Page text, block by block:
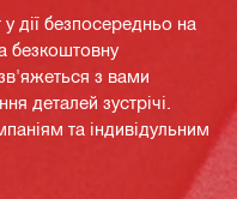
дії безпосередньо на
безкоштовну
з вами
деталей зустрічі.
та індивідульним